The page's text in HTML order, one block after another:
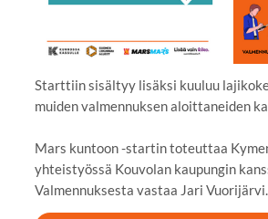
Starttiin sisältyy lisäksi kuuluu
muiden valmennuksen aloittaneiden
Mars kuntoon -startin toteuttaa
yhteistyössä Kouvolan kaupungin
Valmennuksesta vastaa Jari Vuorijärvi.